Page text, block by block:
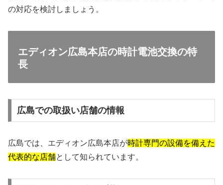
の対応を検討しましょう。
エディオン広島本店の時計電池交換の特
長
広島での取扱い店舗の情報
広島では、エディオン広島本店が時計専門の設備を備えた
代表的な店舗として知られています。